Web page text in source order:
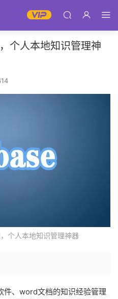
个人本地知识管理神
个人本地知识管理神器
件、word文档的知识经验管理